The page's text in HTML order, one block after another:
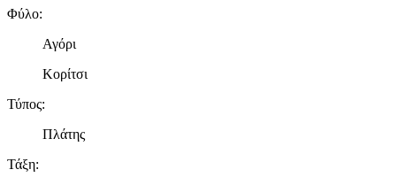
Φύλο:
Αγόρι
Κορίτσι
Τύπος:
Πλάτης
Τάξη: